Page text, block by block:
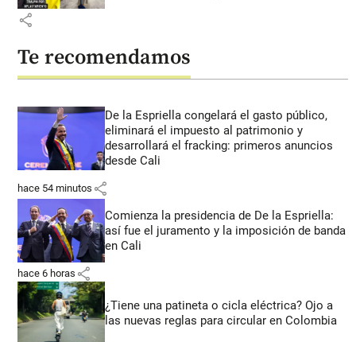
share
Te recomendamos
De la Espriella congelará el gasto público,
eliminará el impuesto al patrimonio y
desarrollará el fracking: primeros anuncios
desde Cali
hace 54 minutos share
Comienza la presidencia de De la Espriella:
así fue el juramento y la imposición de banda
en Cali
hace 6 horas share
¿Tiene una patineta o cicla eléctrica? Ojo a
las nuevas reglas para circular en Colombia